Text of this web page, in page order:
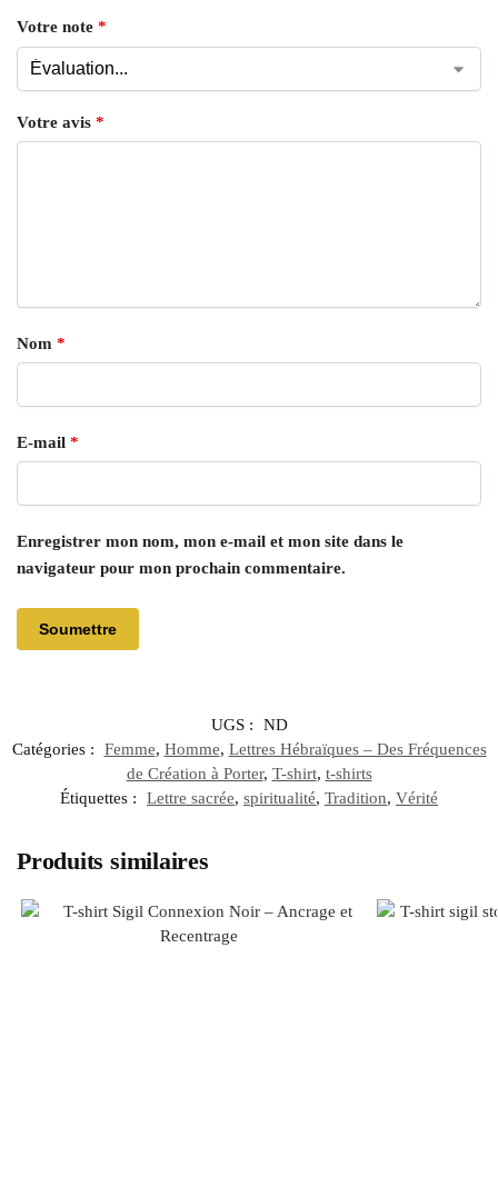
Votre note *
Votre avis *
Nom *
E-mail *
Enregistrer mon nom, mon e-mail et mon site dans le
navigateur pour mon prochain commentaire.
UGS :
ND
Catégories :
Femme, Homme, Lettres Hébraïques – Des Fréquences
de Création à Porter, T-shirt, t-shirts
Étiquettes :
Lettre sacrée, spiritualité, Tradition, Vérité
Produits similaires